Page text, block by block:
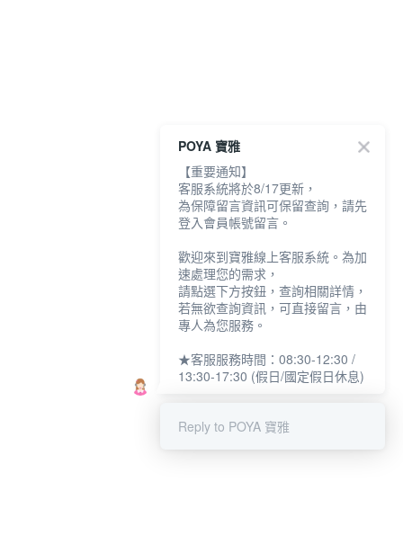
POYA 寶雅
【重要通知】
客服系統將於8/17更新，
為保障留言資訊可保留查詢，請先
登入會員帳號留言。
歡迎來到寶雅線上客服系統。為加
速處理您的需求，
請點選下方按鈕，查詢相關詳情，
若無欲查詢資訊，可直接留言，由
專人為您服務。
★客服服務時間：08:30-12:30 /
13:30-17:30 (假日/國定假日休息)
Reply to POYA 寶雅